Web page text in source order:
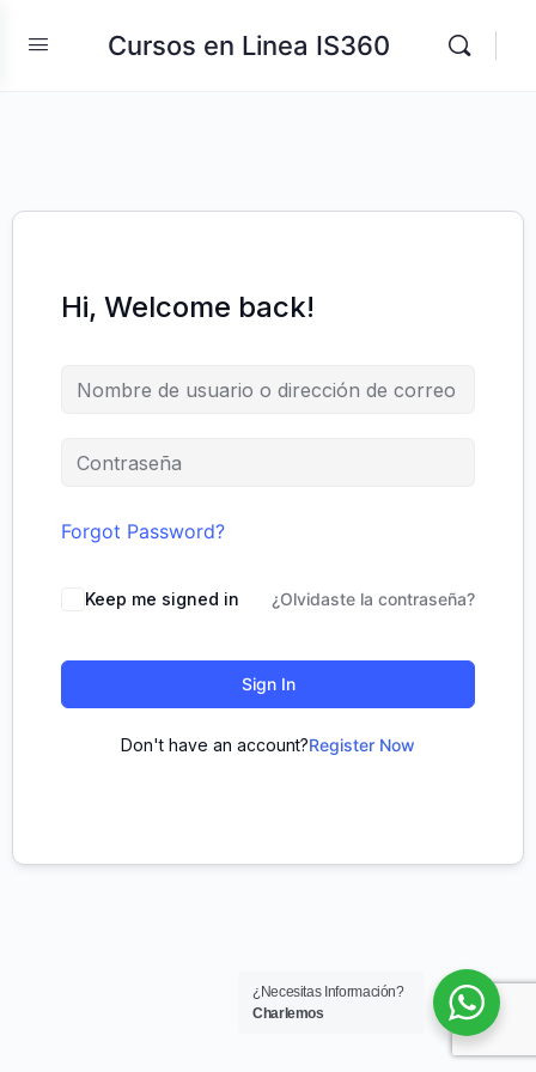
Cursos en Linea IS360
Hi, Welcome back!
Forgot Password?
Keep me signed in ¿Olvidaste la contraseña?
Sign In
Don't have an account?Register Now
¿Necesitas Información?
Charlemos